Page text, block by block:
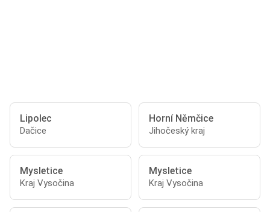
Lipolec
Dačice
Horní Němčice
Jihočeský kraj
Mysletice
Kraj Vysočina
Mysletice
Kraj Vysočina